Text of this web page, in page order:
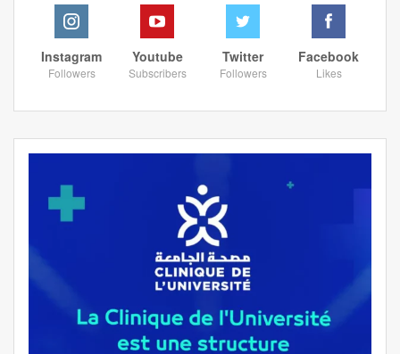
Facebook
Likes
Twitter
Followers
Youtube
Subscribers
Instagram
Followers